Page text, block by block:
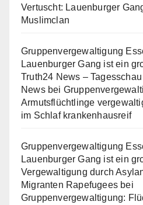
Vertuscht: Lauenburger
Muslimclan
Gruppenvergewaltigung
Lauenburger Gang ist ein
Truth24 News –
Newsbei
Armutsflüchtlinge
im Schlaf krankenhausreif
Gruppenvergewaltigung
Lauenburger Gang ist ein
Vergewaltigung durch
Migranten Rapefugees bei
Gruppenvergewaltigung: